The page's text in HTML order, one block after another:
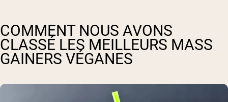
COMMENT NOUS AVONS
CLASSÉ LES MEILLEURS MASS
GAINERS VÉGANES